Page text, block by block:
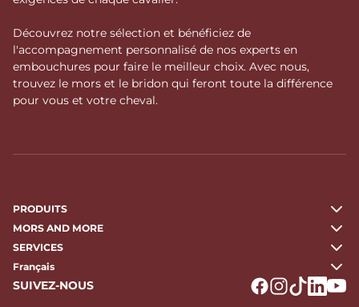
Découvrez notre sélection et bénéficiez de
l'accompagnement personnalisé de nos experts en
embouchures pour faire le meilleur choix. Avec nous,
trouvez le mors et le bridon qui feront toute la différence
pour vous et votre cheval.
PRODUITS
MORS AND MORE
SERVICES
Français
SUIVEZ-NOUS